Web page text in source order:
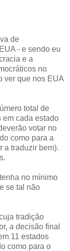
de
- e sendo eu
e a
no
ver que nos EUA
total de
em cada estado
votar no
como para a
a traduzir bem).
no mínimo
se tal não
tradição
a decisão final
11 estados
como para o